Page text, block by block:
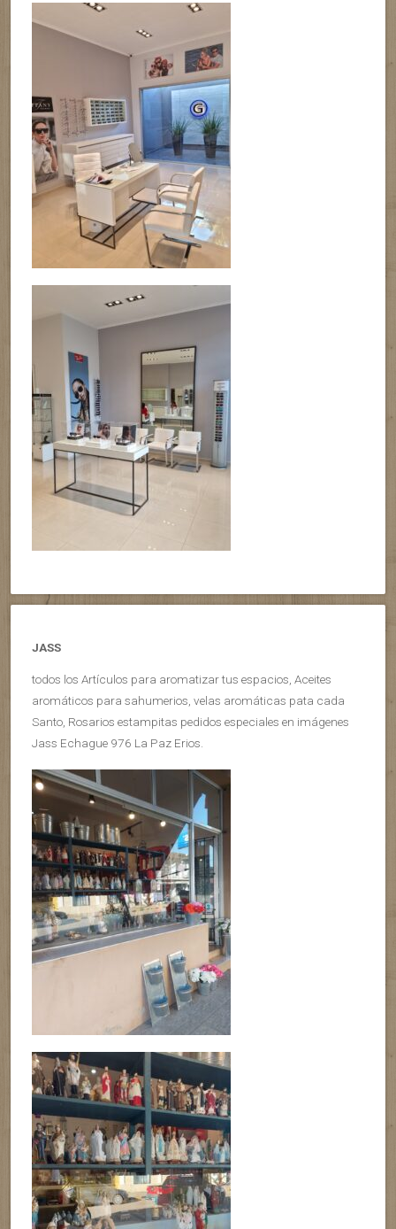
JASS
todos los Artículos para aromatizar tus espacios, Aceites
aromáticos para sahumerios, velas aromáticas pata cada
Santo, Rosarios estampitas pedidos especiales en imágenes
Jass Echague 976 La Paz Erios.